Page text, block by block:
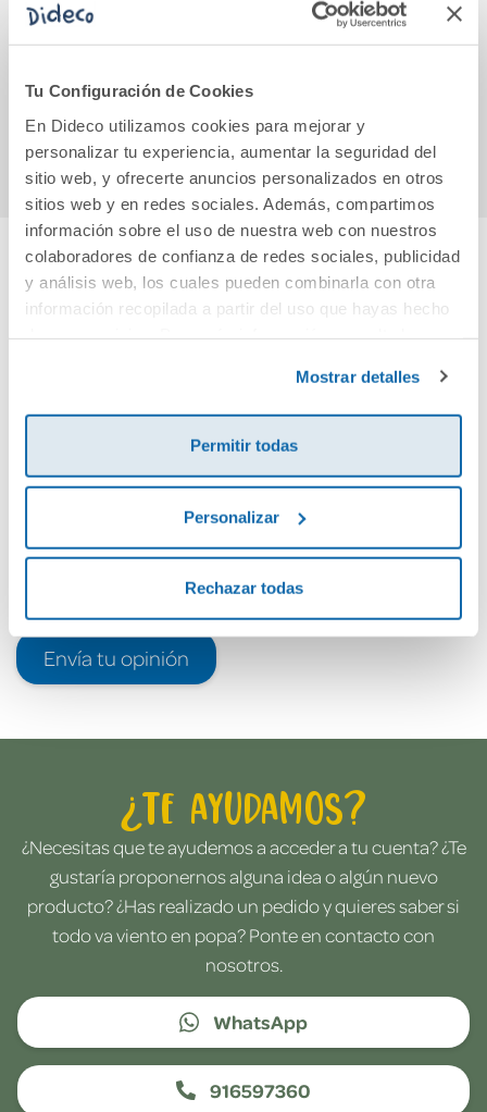
Tu Configuración de Cookies
En Dideco utilizamos cookies para mejorar y
personalizar tu experiencia, aumentar la seguridad del
sitio web, y ofrecerte anuncios personalizados en otros
sitios web y en redes sociales. Además, compartimos
información sobre el uso de nuestra web con nuestros
colaboradores de confianza de redes sociales, publicidad
y análisis web, los cuales pueden combinarla con otra
información recopilada a partir del uso que hayas hecho
Mostrar detalles
Permitir todas
Personalizar
Rechazar todas
8,90€
Comprar
Comprar
Cuéntanos tu opinión
Envía tu opinión
¿Te ayudamos?
¿Necesitas que te ayudemos a acceder a tu cuenta? ¿Te
gustaría proponernos alguna idea o algún nuevo
producto? ¿Has realizado un pedido y quieres saber si
todo va viento en popa? Ponte en contacto con
nosotros.
WhatsApp
916597360